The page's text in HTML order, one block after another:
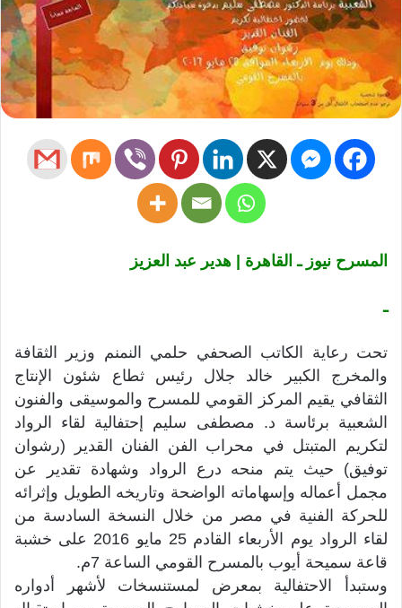
المسرح نيوز ـ القاهرة | هدير عبد العزيز
ـ
تحت رعاية الكاتب الصحفي حلمي النمنم وزير الثقافة
والمخرج الكبير خالد جلال رئيس ثطاع شئون الإنتاج
الثقافي يقيم المركز القومي للمسرح والموسيقى والفنون
الشعبية برئاسة د. مصطفى سليم إحتفالية لقاء الرواد
لتكريم المتبتل في محراب الفن الفنان القدير (رشوان
توفيق) حيث يتم منحه درع الرواد وشهادة تقدير عن
مجمل أعماله وإسهاماته الواضحة وتاريخه الطويل وإثرائه
للحركة الفنية في مصر من خلال النسخة السادسة من
لقاء الرواد يوم الأربعاء القادم 25 مايو 2016 على خشبة
قاعة سميحة أيوب بالمسرح القومي الساعة 7م.
وستبدأ الاحتفالية بمعرض لمستنسخات لأشهر أدواره